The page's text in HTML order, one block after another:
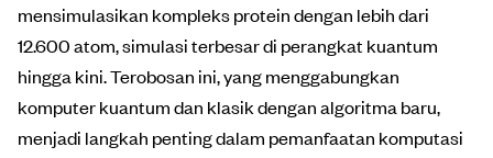
mensimulasikan kompleks protein dengan lebih dari
12.600 atom, simulasi terbesar di perangkat kuantum
hingga kini. Terobosan ini, yang menggabungkan
komputer kuantum dan klasik dengan algoritma baru,
menjadi langkah penting dalam pemanfaatan komputasi